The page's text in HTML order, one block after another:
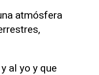
atmósfera
al yo y que